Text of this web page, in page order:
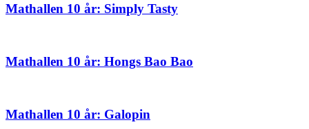
Mathallen 10 år: Simply Tasty
Mathallen 10 år: Hongs Bao Bao
Mathallen 10 år: Galopin